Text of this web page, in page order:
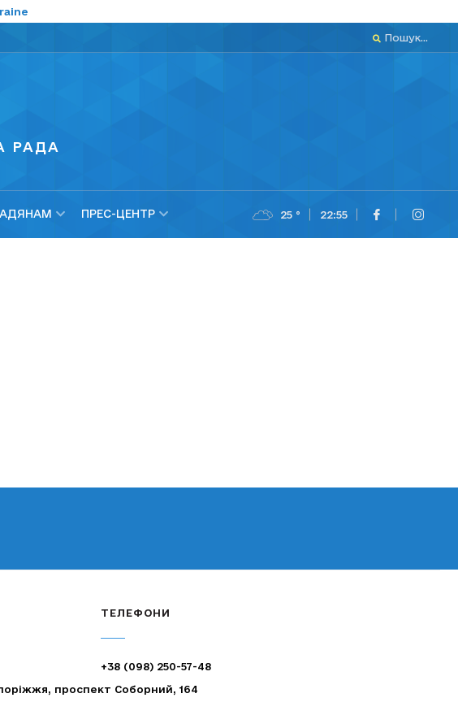
Пошук...
РАДА
ПРЕС-ЦЕНТР 25 ° 22:55
проспект Соборний, 164
ТЕЛЕФОНИ
+38 (098) 250-57-48